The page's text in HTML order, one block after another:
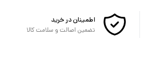
اطمینان در خرید
تضمین اصالت و سلامت کالا